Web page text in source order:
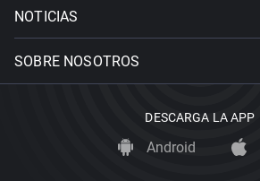
NOTICIAS
SOBRE NOSOTROS
DESCARGA LA APP
Android